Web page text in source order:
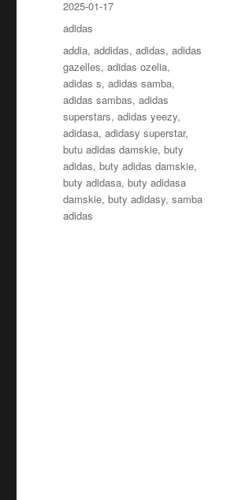
Opublikowano
2025-01-17
Kategorie
adidas
Tagi
addia,addidas,adidas,adidas
gazelles,adidas ozelia,
adidas s,adidas samba,
adidas sambas,adidas
superstars,adidas yeezy,
adidasa,adidasy superstar,
butu adidas damskie,buty
adidas,buty adidas damskie,
buty adidasa,buty adidasa
damskie,buty adidasy,samba
adidas